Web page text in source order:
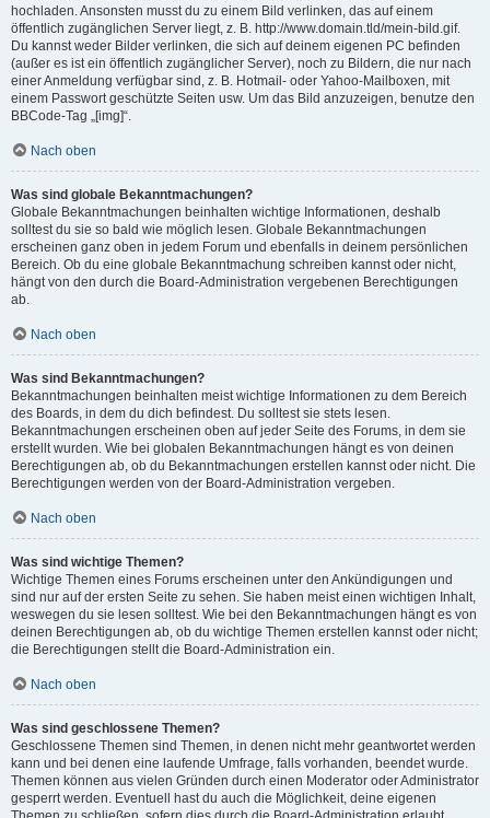
hochladen. Ansonsten musst du zu einem Bild verlinken, das auf einem
öffentlich zugänglichen Server liegt, z. B. http://www.domain.tld/mein-bild.gif.
Du kannst weder Bilder verlinken, die sich auf deinem eigenen PC befinden
(außer es ist ein öffentlich zugänglicher Server), noch zu Bildern, die nur nach
einer Anmeldung verfügbar sind, z. B. Hotmail- oder Yahoo-Mailboxen, mit
einem Passwort geschützte Seiten usw. Um das Bild anzuzeigen, benutze den
BBCode-Tag „[img]“.
Nach oben
Was sind globale Bekanntmachungen?
Globale Bekanntmachungen beinhalten wichtige Informationen, deshalb
solltest du sie so bald wie möglich lesen. Globale Bekanntmachungen
erscheinen ganz oben in jedem Forum und ebenfalls in deinem persönlichen
Bereich. Ob du eine globale Bekanntmachung schreiben kannst oder nicht,
hängt von den durch die Board-Administration vergebenen Berechtigungen
ab.
Nach oben
Was sind Bekanntmachungen?
Bekanntmachungen beinhalten meist wichtige Informationen zu dem Bereich
des Boards, in dem du dich befindest. Du solltest sie stets lesen.
Bekanntmachungen erscheinen oben auf jeder Seite des Forums, in dem sie
erstellt wurden. Wie bei globalen Bekanntmachungen hängt es von deinen
Berechtigungen ab, ob du Bekanntmachungen erstellen kannst oder nicht. Die
Berechtigungen werden von der Board-Administration vergeben.
Nach oben
Was sind wichtige Themen?
Wichtige Themen eines Forums erscheinen unter den Ankündigungen und
sind nur auf der ersten Seite zu sehen. Sie haben meist einen wichtigen Inhalt,
weswegen du sie lesen solltest. Wie bei den Bekanntmachungen hängt es von
deinen Berechtigungen ab, ob du wichtige Themen erstellen kannst oder nicht;
die Berechtigungen stellt die Board-Administration ein.
Nach oben
Was sind geschlossene Themen?
Geschlossene Themen sind Themen, in denen nicht mehr geantwortet werden
kann und bei denen eine laufende Umfrage, falls vorhanden, beendet wurde.
Themen können aus vielen Gründen durch einen Moderator oder Administrator
gesperrt werden. Eventuell hast du auch die Möglichkeit, deine eigenen